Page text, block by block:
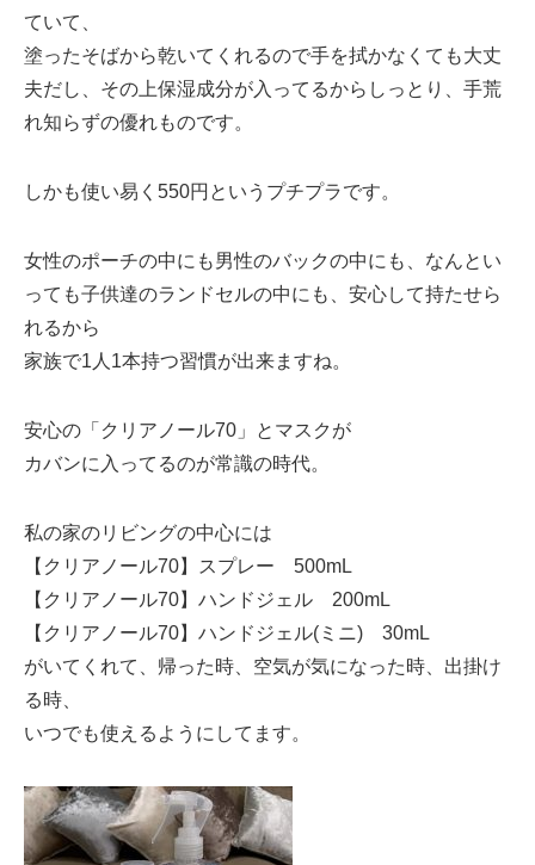
ていて、
塗ったそばから乾いてくれるので手を拭かなくても大丈
夫だし、その上保湿成分が入ってるからしっとり、手荒
れ知らずの優れものです。
しかも使い易く550円というプチプラです。
女性のポーチの中にも男性のバックの中にも、なんとい
っても子供達のランドセルの中にも、安心して持たせら
れるから
家族で1人1本持つ習慣が出来ますね。
安心の「クリアノール70」とマスクが
カバンに入ってるのが常識の時代。
私の家のリビングの中心には
【クリアノール70】スプレー 500mL
【クリアノール70】ハンドジェル 200mL
【クリアノール70】ハンドジェル(ミニ) 30mL
がいてくれて、帰った時、空気が気になった時、出掛け
る時、
いつでも使えるようにしてます。